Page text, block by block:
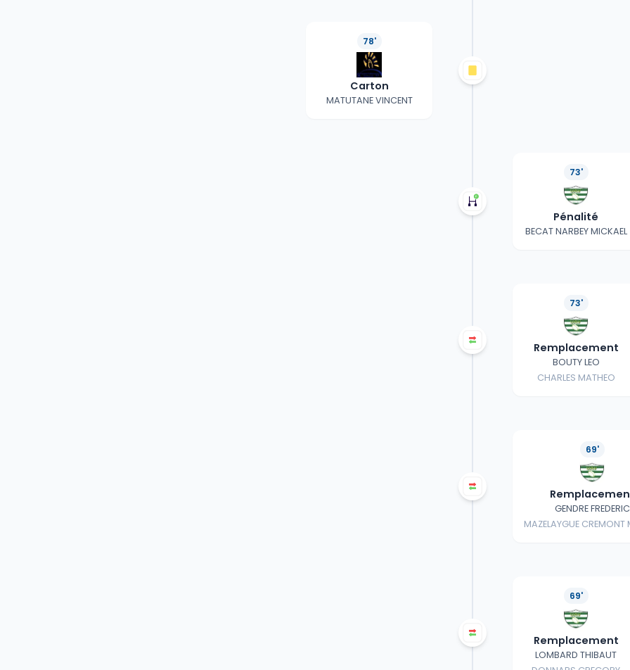
78'
Carton
MATUTANE VINCENT
73'
Pénalité
BECAT NARBEY MICKAEL
73'
Remplacement
BOUTY LEO
CHARLES MATHEO
69'
GENDRE FREDERIC
MAZELAYGUE CREMONT
69'
Remplacement
LOMBARD THIBAUT